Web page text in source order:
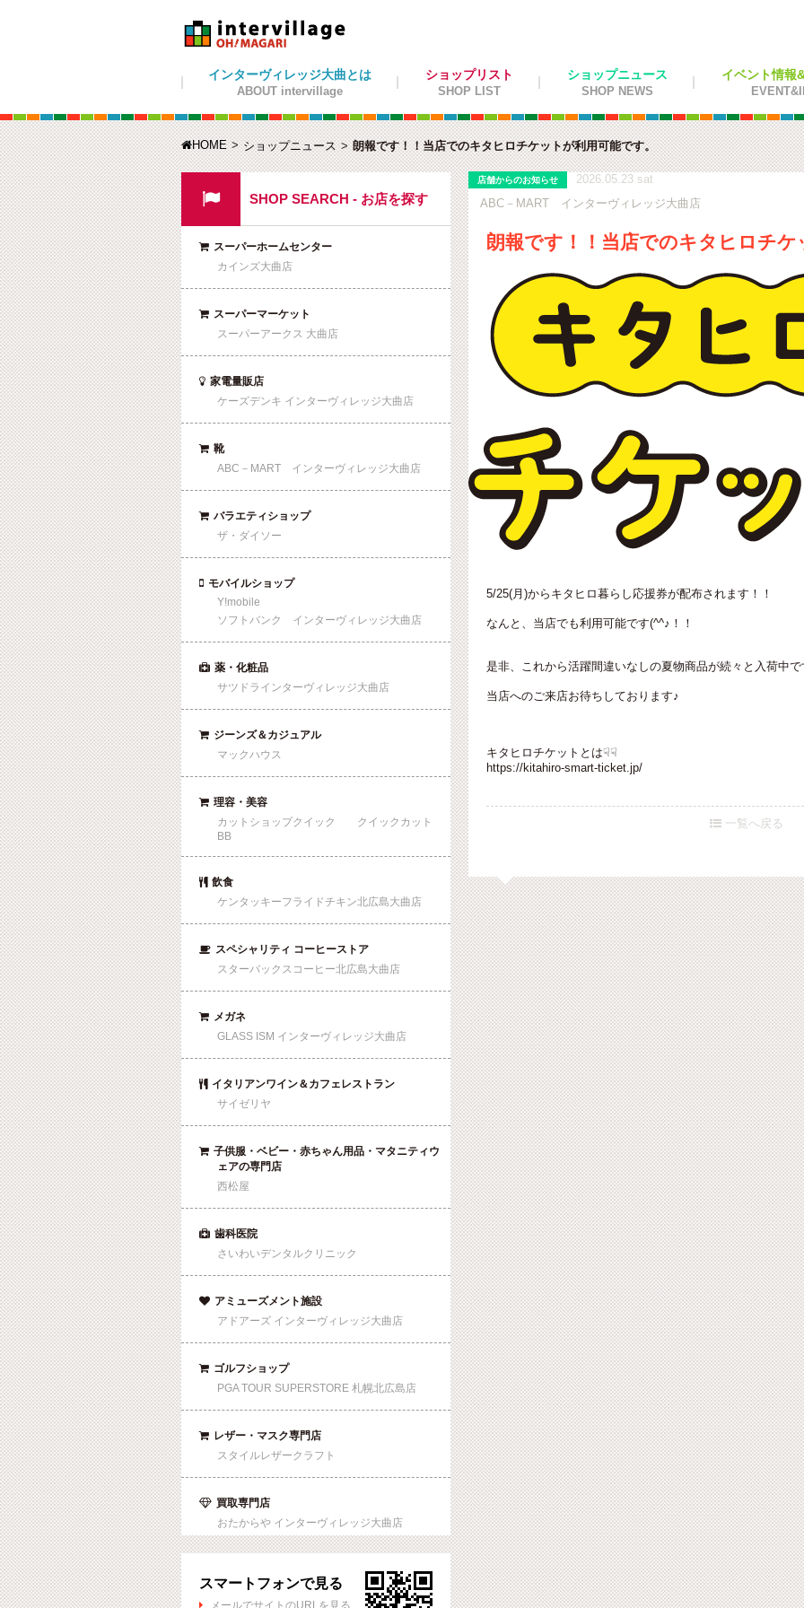
インターヴィレッジ大曲とは
ABOUT intervillage
ショップリスト
SHOP LIST
ショップニュース
SHOP NEWS
イベント情報
HOME ショップニュース 朗報です！！当店でのキタヒロチケットが利用可能です。
店舗からのお知らせ
2026.05.23 sat
ABC－MART インターヴィレッジ大曲店
朗報です！！当店でのキタヒロチ
5/25(月)からキタヒロ暮らし応援券が配布されます！！
なんと、当店でも利用可能です(^^♪！！
是非、これから活躍間違いなしの夏物商品が続々と入荷中で
当店へのご来店お待ちしております♪
キタヒロチケットとは☟☟
https://kitahiro-smart-ticket.jp/
 一覧へ戻る
 SHOP SEARCH - お店を探す
 スーパーホームセンター
カインズ大曲店
 スーパーマーケット
スーパーアークス 大曲店
 家電量販店
ケーズデンキ インターヴィレッジ大曲店
 靴
ABC－MART インターヴィレッジ大曲店
 バラエティショップ
ザ・ダイソー
 モバイルショップ
Y!mobile
ソフトバンク インターヴィレッジ大曲店
 薬・化粧品
サツドラインターヴィレッジ大曲店
 ジーンズ＆カジュアル
マックハウス
 理容・美容
カットショップクイック クイックカット
BB
 飲食
ケンタッキーフライドチキン北広島大曲店
 スペシャリティ コーヒーストア
スターバックスコーヒー北広島大曲店
 メガネ
GLASS ISM インターヴィレッジ大曲店

イタリアンワイン＆カフェレストラン
サイゼリヤ
 子供服・ベビー・赤ちゃん用品・マタニティウ
ェアの専門店
西松屋
 歯科医院
さいわいデンタルクリニック
 アミューズメント施設
アドアーズ インターヴィレッジ大曲店
 ゴルフショップ
PGA TOUR SUPERSTORE 札幌北広島店
 レザー・マスク専門店
スタイルレザークラフト
 買取専門店
おたからや インターヴィレッジ大曲店
スマートフォンで見る
 メールでサイトのURLを見る